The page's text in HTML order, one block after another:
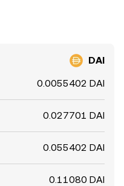
DAI
0.0055402 DAI
0.027701 DAI
0.055402 DAI
0.11080 DAI